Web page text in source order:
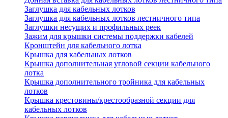
Заглушка для кабельных лотков
Заглушка для кабельных лотков лестничного типа
Заглушки несущих и профильных реек
Зажим для крышки системы поддержки кабелей
Кронштейн для кабельного лотка
Крышка для кабельных лотков
Крышка дополнительная угловой секции кабельного
лотка
Крышка дополнительного тройника для кабельных
лотков
Крышка крестовины/крестообразной секции для
кабельных лотков